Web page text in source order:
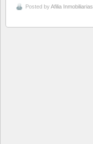
Posted byAfilia Inmobiliarias